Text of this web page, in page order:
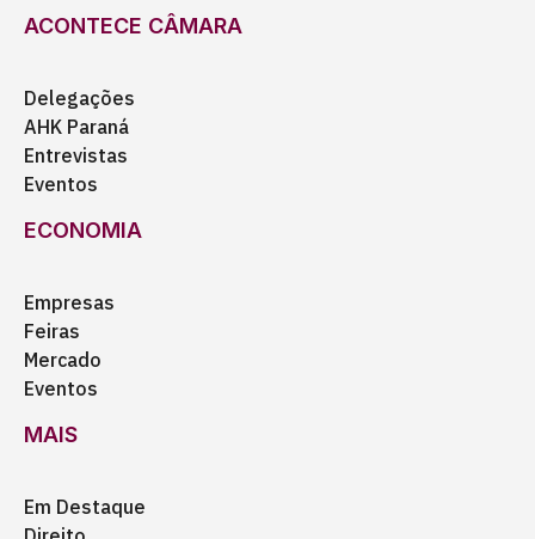
ACONTECE CÂMARA
Delegações
AHK Paraná
Entrevistas
Eventos
ECONOMIA
Empresas
Feiras
Mercado
Eventos
MAIS
Em Destaque